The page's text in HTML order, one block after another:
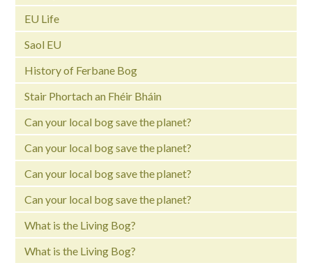
EU Life
Saol EU
History of Ferbane Bog
Stair Phortach an Fhéir Bháin
Can your local bog save the planet?
Can your local bog save the planet?
Can your local bog save the planet?
Can your local bog save the planet?
What is the Living Bog?
What is the Living Bog?